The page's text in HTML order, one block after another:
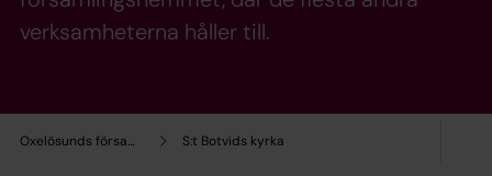
Oxelösunds församling S:t Botvids kyrka
verksamheterna håller till.